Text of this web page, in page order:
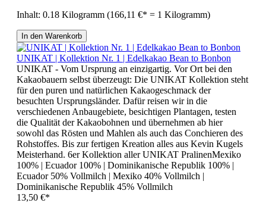
Inhalt: 0.18 Kilogramm (166,11 €* = 1 Kilogramm)
In den Warenkorb
UNIKAT | Kollektion Nr. 1 | Edelkakao Bean to Bonbon
UNIKAT - Vom Ursprung an einzigartig. Vor Ort bei den
Kakaobauern selbst überzeugt: Die UNIKAT Kollektion steht
für den puren und natürlichen Kakaogeschmack der
besuchten Ursprungsländer. Dafür reisen wir in die
verschiedenen Anbaugebiete, besichtigen Plantagen, testen
die Qualität der Kakaobohnen und übernehmen ab hier
sowohl das Rösten und Mahlen als auch das Conchieren des
Rohstoffes. Bis zur fertigen Kreation alles aus Kevin Kugels
Meisterhand. 6er Kollektion aller UNIKAT PralinenMexiko
100% | Ecuador 100% | Dominikanische Republik 100% |
Ecuador 50% Vollmilch | Mexiko 40% Vollmilch |
Dominikanische Republik 45% Vollmilch
13,50 €*